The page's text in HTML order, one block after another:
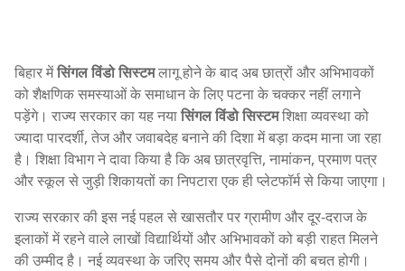
बिहार मेंसिंगल विंडो सिस्टमलागू होने के बाद अब छात्रों और अभिभावकों
को शैक्षणिक समस्याओं के समाधान के लिए पटना के चक्कर नहीं लगाने
पड़ेंगे। राज्य सरकार का यह नयासिंगल विंडो सिस्टमशिक्षा व्यवस्था को
ज्यादा पारदर्शी, तेज और जवाबदेह बनाने की दिशा में बड़ा कदम माना जा रहा
है। शिक्षा विभाग ने दावा किया है कि अब छात्रवृत्ति, नामांकन, प्रमाण पत्र
और स्कूल से जुड़ी शिकायतों का निपटारा एक ही प्लेटफॉर्म से किया जाएगा।
राज्य सरकार की इस नई पहल से खासतौर पर ग्रामीण और दूर-दराज के
इलाकों में रहने वाले लाखों विद्यार्थियों और अभिभावकों को बड़ी राहत मिलने
की उम्मीद है। नई व्यवस्था के जरिए समय और पैसे दोनों की बचत होगी।